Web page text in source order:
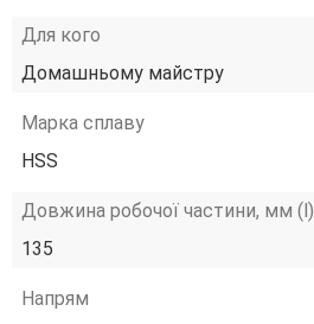
Для кого
Домашньому майстру
Марка сплаву
HSS
Довжина робочої частини, мм (l)
135
Напрям